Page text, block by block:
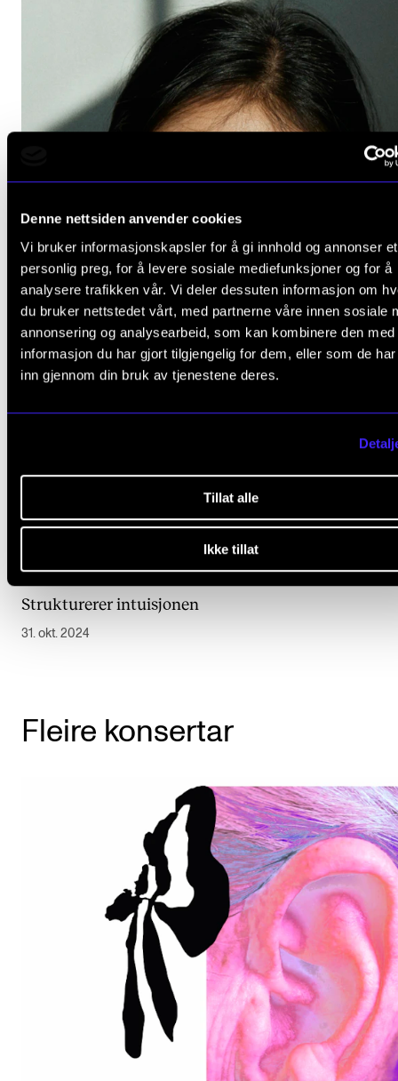
Denne nettsiden anvender cookies
Vi bruker informasjonskapsler for å gi innhold og annonser et
personlig preg, for å levere sosiale mediefunksjoner og for å
analysere trafikken vår. Vi deler dessuten informasjon om
du bruker nettstedet vårt, med partnerne våre innen sosiale
annonsering og analysearbeid, som kan kombinere den med
informasjon du har gjort tilgjengelig for dem, eller som de
inn gjennom din bruk av tjenestene deres.
Tillat alle
Ikke tillat
Strukturerer intuisjonen
31. okt. 2024
Fleire konsertar